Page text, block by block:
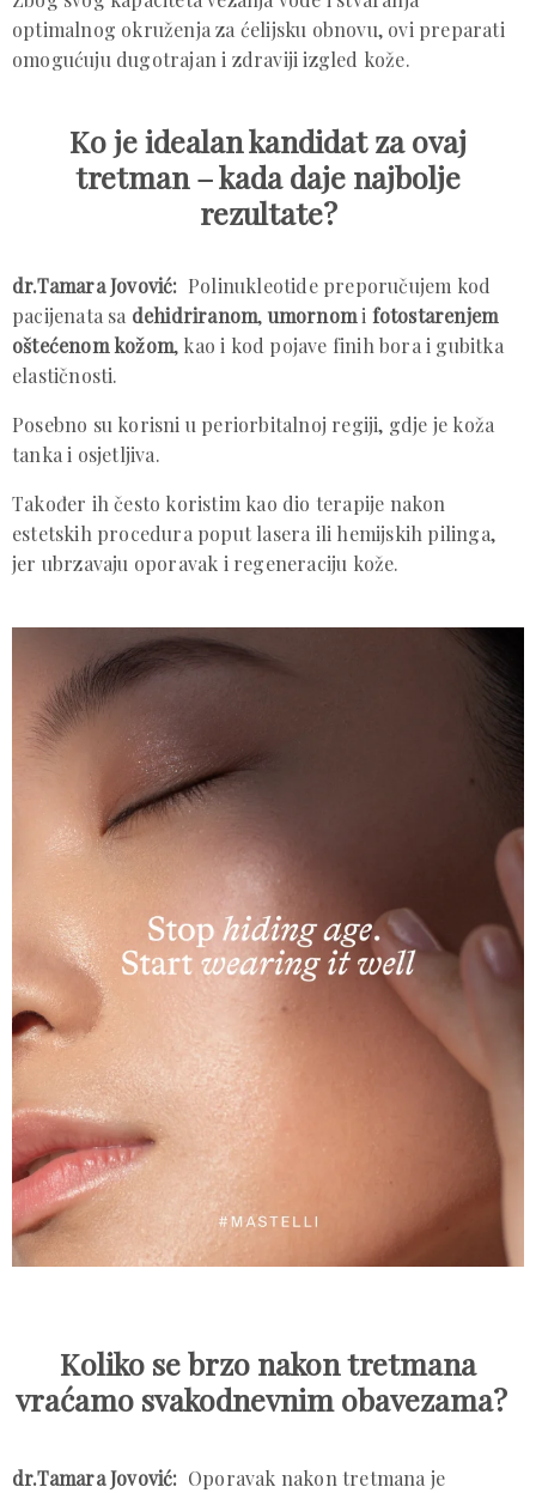
optimalnog okruženja za ćelijsku obnovu, ovi preparati
omogućuju dugotrajan i zdraviji izgled kože.
Ko je idealan kandidat za ovaj
tretman – kada daje najbolje
rezultate?
dr.Tamara Jovović: Polinukleotide preporučujem kod
pacijenata sa dehidriranom,umornomi fotostarenjem
oštećenom kožom, kao i kod pojave finih bora i gubitka
elastičnosti.
Posebno su korisni u periorbitalnoj regiji, gdje je koža
tanka i osjetljiva.
Također ih često koristim kao dio terapije nakon
estetskih procedura poput lasera ili hemijskih pilinga,
jer ubrzavaju oporavak i regeneraciju kože.
Koliko se brzo nakon tretmana
vraćamo svakodnevnim obavezama?
dr.Tamara Jovović: Oporavak nakon tretmana je